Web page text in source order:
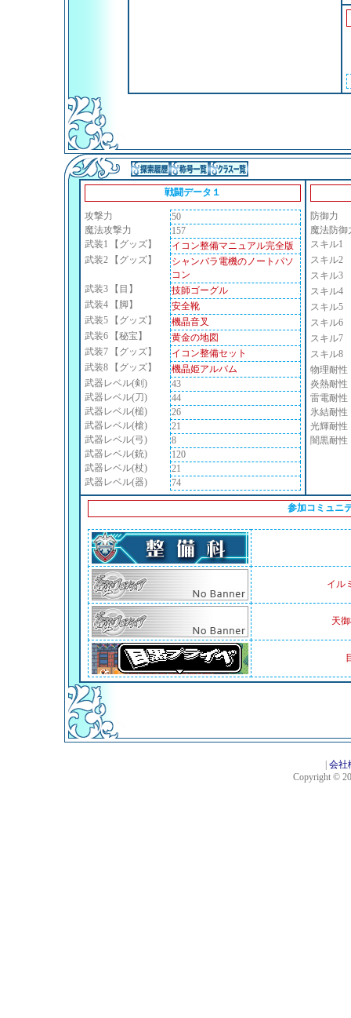
戦闘データ１
攻撃力
50
魔法攻撃力
157
武装1
【グッズ】
イコン整備マニュアル完全版
武装2
【グッズ】
シャンバラ電機のノートパソ
コン
武装3
【目】
技師ゴーグル
武装4
【脚】
安全靴
武装5
【グッズ】
機晶音叉
武装6
【秘宝】
黄金の地図
武装7
【グッズ】
イコン整備セット
武装8
【グッズ】
機晶姫アルバム
武器レベル(剣)
43
武器レベル(刀)
44
武器レベル(槌)
26
武器レベル(槍)
21
武器レベル(弓)
8
武器レベル(銃)
120
武器レベル(杖)
21
武器レベル(器)
74
防御力
魔法防御
スキル1
スキル2
スキル3
スキル4
スキル5
スキル6
スキル7
スキル8
物理耐性
炎熱耐性
雷電耐性
氷結耐性
光輝耐性
闇黒耐性
参加コミュニ
イル
天
会社
Copyright ©